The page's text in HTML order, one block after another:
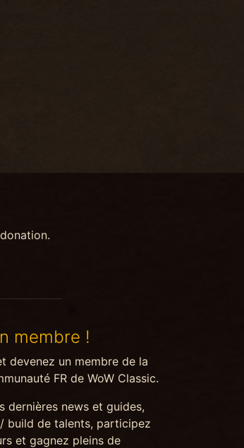
membre !
devenez un membre de la
FR de WoW Classic.
dernières news et guides,
build de talents, participez
et gagnez pleins de